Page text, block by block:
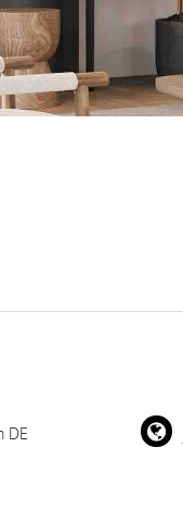
DE